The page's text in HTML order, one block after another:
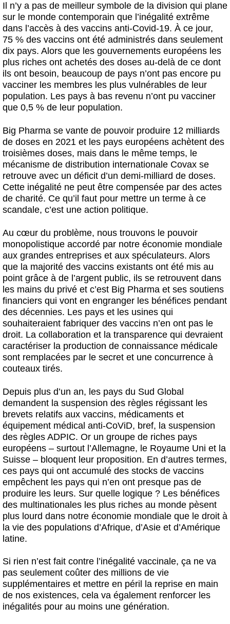
Il n’y a pas de meilleur symbole de la division qui plane
sur le monde contemporain que l’inégalité extrême
dans l’accès à des vaccins anti-Covid-19. À ce jour,
75 % des vaccins ont été administrés dans seulement
dix pays. Alors que les gouvernements européens les
plus riches ont achetés des doses au-delà de ce dont
ils ont besoin, beaucoup de pays n’ont pas encore pu
vacciner les membres les plus vulnérables de leur
population. Les pays à bas revenu n’ont pu vacciner
que 0,5 % de leur population.
Big Pharma se vante de pouvoir produire 12 milliards
de doses en 2021 et les pays européens achètent des
troisièmes doses, mais dans le même temps, le
mécanisme de distribution internationale Covax se
retrouve avec un déficit d’un demi-milliard de doses.
Cette inégalité ne peut être compensée par des actes
de charité. Ce qu’il faut pour mettre un terme à ce
scandale, c’est une action politique.
Au cœur du problème, nous trouvons le pouvoir
monopolistique accordé par notre économie mondiale
aux grandes entreprises et aux spéculateurs. Alors
que la majorité des vaccins existants ont été mis au
point grâce à de l’argent public, ils se retrouvent dans
les mains du privé et c’est Big Pharma et ses soutiens
financiers qui vont en engranger les bénéfices pendant
des décennies. Les pays et les usines qui
souhaiteraient fabriquer des vaccins n’en ont pas le
droit. La collaboration et la transparence qui devraient
caractériser la production de connaissance médicale
sont remplacées par le secret et une concurrence à
couteaux tirés.
Depuis plus d’un an, les pays du Sud Global
demandent la suspension des règles régissant les
brevets relatifs aux vaccins, médicaments et
équipement médical anti-CoViD, bref, la suspension
des règles ADPIC. Or un groupe de riches pays
européens – surtout l’Allemagne, le Royaume Uni et la
Suisse – bloquent leur proposition. En d’autres termes,
ces pays qui ont accumulé des stocks de vaccins
empêchent les pays qui n’en ont presque pas de
produire les leurs. Sur quelle logique ? Les bénéfices
des multinationales les plus riches au monde pèsent
plus lourd dans notre économie mondiale que le droit à
la vie des populations d’Afrique, d’Asie et d’Amérique
latine.
Si rien n’est fait contre l’inégalité vaccinale, ça ne va
pas seulement coûter des millions de vie
supplémentaires et mettre en péril la reprise en main
de nos existences, cela va également renforcer les
inégalités pour au moins une génération.